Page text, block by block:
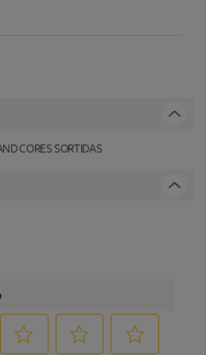
CORES SORTIDAS